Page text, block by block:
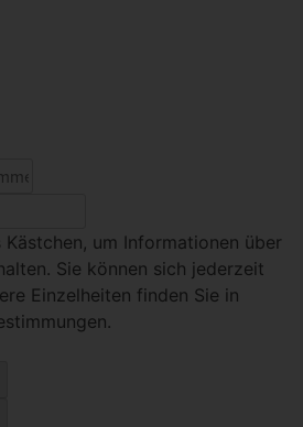
Kästchen, um Informationen über
Sie können sich jederzeit
Einzelheiten finden Sie in